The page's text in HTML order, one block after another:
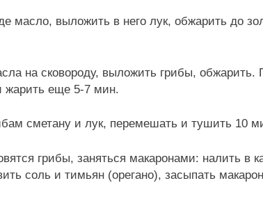
масло, выложить в него лук, обжарить до
на сковороду, выложить грибы, обжарить.
жарить еще 5-7 мин.
сметану и лук, перемешать и тушить 10
грибы, заняться макаронами: налить в
соль и тимьян (орегано), засыпать